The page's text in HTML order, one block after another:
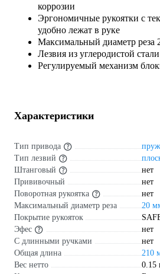
коррозии
Эргономичные рукоятки с
удобно лежат в руке
Максимальный диаметр реза
Лезвия из углеродистой
Регулируемый механизм
Характеристики
Тип привода
Тип лезвий
Штанговый
нет
Прививочный
нет
Поворотная рукоятка
нет
Максимальный диаметр реза
20
Покрытие рукояток
Эфес
нет
С длинными ручками
нет
Общая длина
210
Вес нетто
0.15